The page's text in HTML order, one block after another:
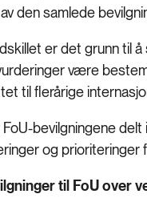
den samlede
er det grunn til
være
til flerårige
bevilgningene
og prioriteringer
til FoU